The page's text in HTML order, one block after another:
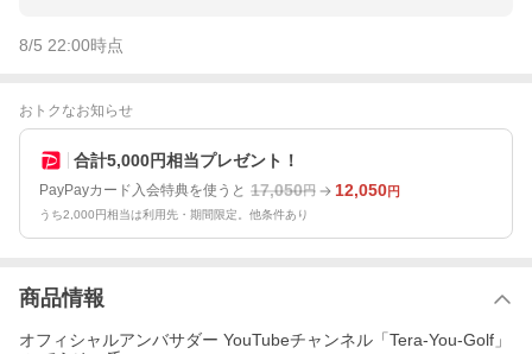
8/5 22:00時点
おトクなお知らせ
合計5,000円相当プレゼント！
PayPayカード入会特典を使うと 17,050円 12,050円
うち2,000円相当は利用先・期間限定。他条件あり
商品情報
オフィシャルアンバサダー YouTubeチャンネル「Tera-You-Golf」